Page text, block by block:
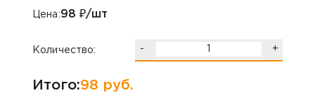
Цена:98 ₽/шт
Количество: - +
Итого:98 руб.